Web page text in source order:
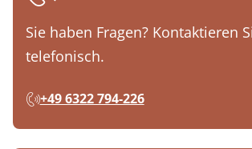
Sie haben Fragen? Kontaktieren
telefonisch.
+49 6322 794-226